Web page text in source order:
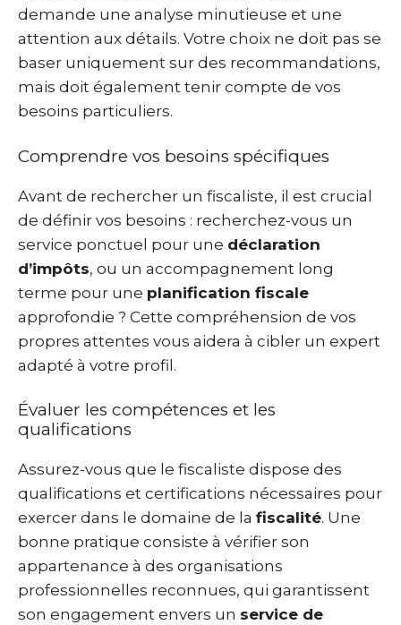
demande une analyse minutieuse et une
attention aux détails. Votre choix ne doit pas se
baser uniquement sur des recommandations,
mais doit également tenir compte de vos
besoins particuliers.
Comprendre vos besoins spécifiques
Avant de rechercher un fiscaliste, il est crucial
de définir vos besoins : recherchez-vous un
service ponctuel pour une déclaration
d’impôts, ou un accompagnement long
terme pour une planification fiscale
approfondie ? Cette compréhension de vos
propres attentes vous aidera à cibler un expert
adapté à votre profil.
Évaluer les compétences et les
qualifications
Assurez-vous que le fiscaliste dispose des
qualifications et certifications nécessaires pour
exercer dans le domaine de la fiscalité. Une
bonne pratique consiste à vérifier son
appartenance à des organisations
professionnelles reconnues, qui garantissent
son engagement envers un service de